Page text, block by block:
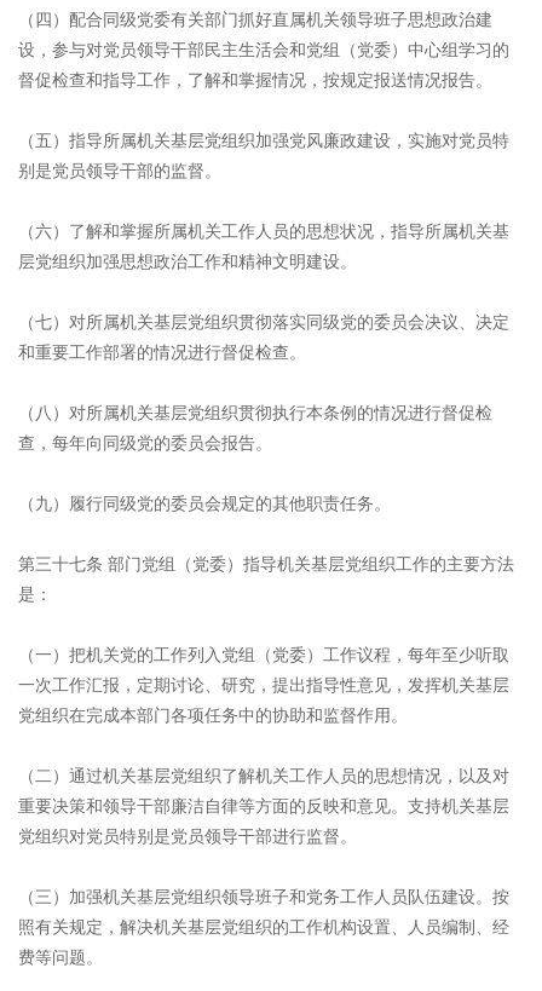
（四）配合同级党委有关部门抓好直属机关领导班子思想政治建
设，参与对党员领导干部民主生活会和党组（党委）中心组学习的
督促检查和指导工作，了解和掌握情况，按规定报送情况报告。
（五）指导所属机关基层党组织加强党风廉政建设，实施对党员特
别是党员领导干部的监督。
（六）了解和掌握所属机关工作人员的思想状况，指导所属机关基
层党组织加强思想政治工作和精神文明建设。
（七）对所属机关基层党组织贯彻落实同级党的委员会决议、决定
和重要工作部署的情况进行督促检查。
（八）对所属机关基层党组织贯彻执行本条例的情况进行督促检
查，每年向同级党的委员会报告。
（九）履行同级党的委员会规定的其他职责任务。
第三十七条 部门党组（党委）指导机关基层党组织工作的主要方法
是：
（一）把机关党的工作列入党组（党委）工作议程，每年至少听取
一次工作汇报，定期讨论、研究，提出指导性意见，发挥机关基层
党组织在完成本部门各项任务中的协助和监督作用。
（二）通过机关基层党组织了解机关工作人员的思想情况，以及对
重要决策和领导干部廉洁自律等方面的反映和意见。支持机关基层
党组织对党员特别是党员领导干部进行监督。
（三）加强机关基层党组织领导班子和党务工作人员队伍建设。按
照有关规定，解决机关基层党组织的工作机构设置、人员编制、经
费等问题。